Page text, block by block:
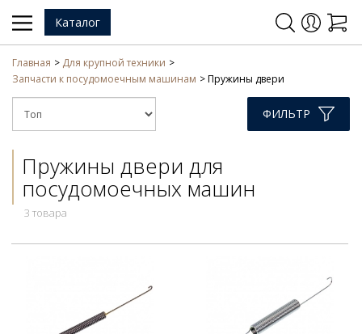
Каталог
Главная
Для крупной техники
Запчасти к посудомоечным машинам
Пружины двери
ФИЛЬТР
Пружины двери для
посудомоечных машин
3 товара